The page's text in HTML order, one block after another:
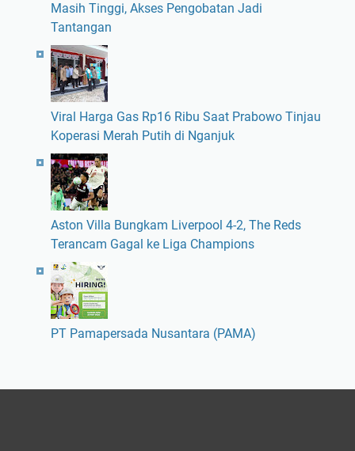
Masih Tinggi, Akses Pengobatan Jadi
Tantangan
Viral Harga Gas Rp16 Ribu Saat Prabowo Tinjau
Koperasi Merah Putih di Nganjuk
Aston Villa Bungkam Liverpool 4-2, The Reds
Terancam Gagal ke Liga Champions
PT Pamapersada Nusantara (PAMA)